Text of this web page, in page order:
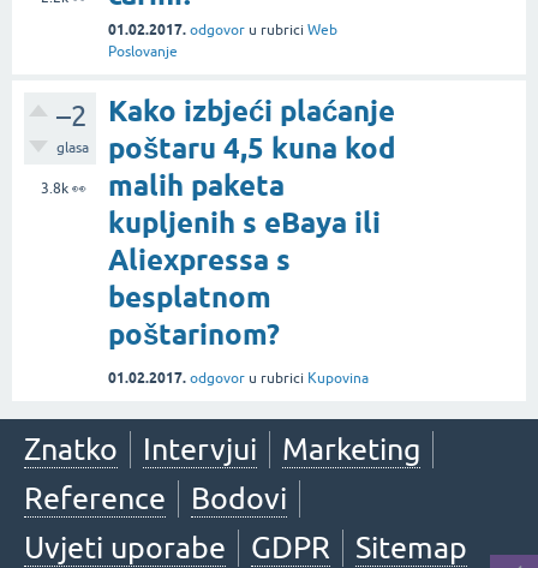
01.02.2017. odgovor u rubrici Web
Poslovanje
–2
glasa
3.8k👀
Kako izbjeći plaćanje
poštaru 4,5 kuna kod
malih paketa
kupljenih s eBaya ili
Aliexpressa s
besplatnom
poštarinom?
01.02.2017. odgovor u rubrici Kupovina
Znatko Intervjui
Marketing
Reference
Bodovi
Uvjeti uporabe
GDPR Sitemap